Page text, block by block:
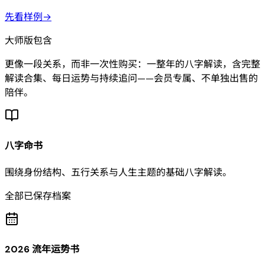
先看样例→
大师版包含
更像一段关系，而非一次性购买：一整年的八字解读，含完整
解读合集、每日运势与持续追问——会员专属、不单独出售的
陪伴。
八字命书
围绕身份结构、五行关系与人生主题的基础八字解读。
全部已保存档案
2026 流年运势书